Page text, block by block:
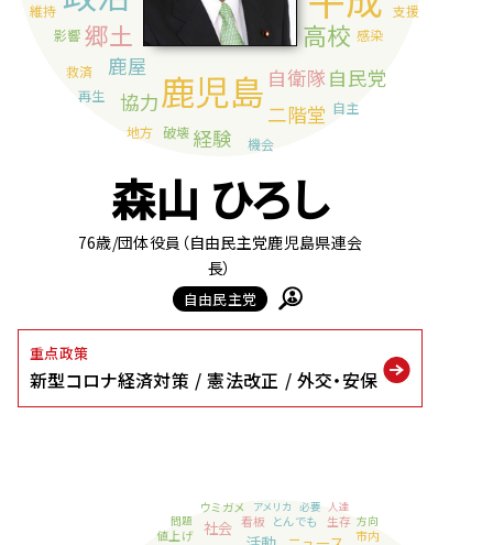
森山 ひろし
76歳/団体役員（自由民主党鹿児島県連会
長）
自由民主党
重点政策
新型コロナ経済対策 憲法改正 外交・安保